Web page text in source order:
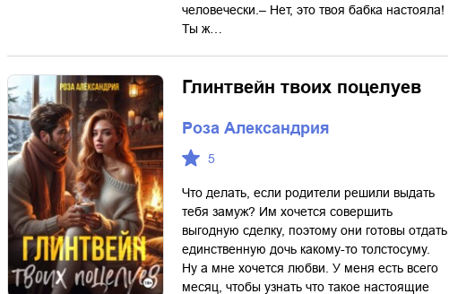
человечески.– Нет, это твоя бабка настояла!
Ты ж…
Глинтвейн твоих поцелуев
Роза Александрия
5
Что делать, если родители решили выдать
тебя замуж? Им хочется совершить
выгодную сделку, поэтому они готовы отдать
единственную дочь какому-то толстосуму.
Ну а мне хочется любви. У меня есть всего
месяц, чтобы узнать что такое настоящие